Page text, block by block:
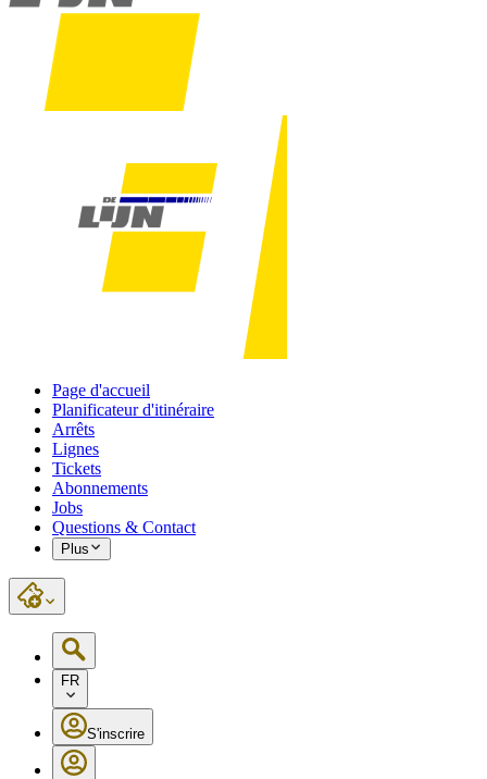
Page d'accueil
Planificateur d'itinéraire
Arrêts
Lignes
Tickets
Abonnements
Jobs
Questions & Contact
Plus
FR
S'inscrire